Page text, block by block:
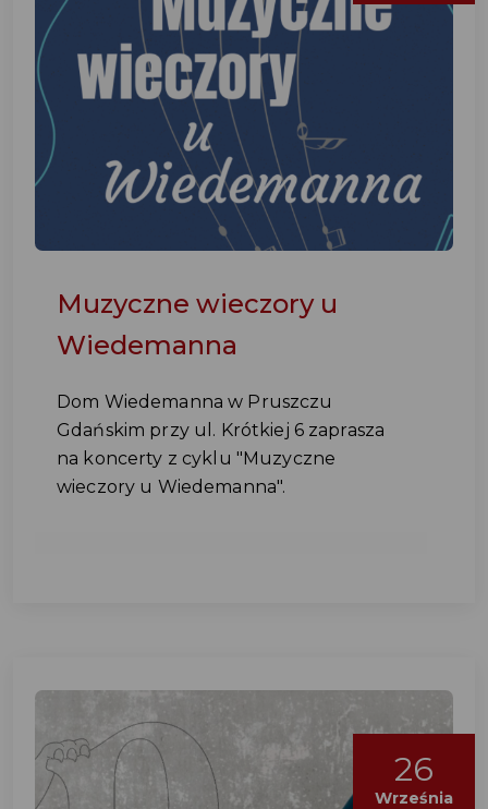
Muzyczne wieczory u
Wiedemanna
Dom Wiedemanna w Pruszczu
Gdańskim przy ul. Krótkiej 6 zaprasza
na koncerty z cyklu "Muzyczne
wieczory u Wiedemanna".
26
Września